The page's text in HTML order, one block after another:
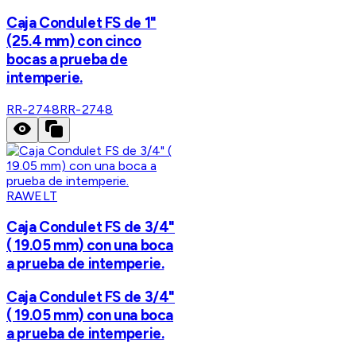
Caja Condulet FS de 1"
(25.4 mm) con cinco
bocas a prueba de
intemperie.
RR-2748RR-2748
RAWELT
Caja Condulet FS de 3/4"
( 19.05 mm) con una boca
a prueba de intemperie.
Caja Condulet FS de 3/4"
( 19.05 mm) con una boca
a prueba de intemperie.